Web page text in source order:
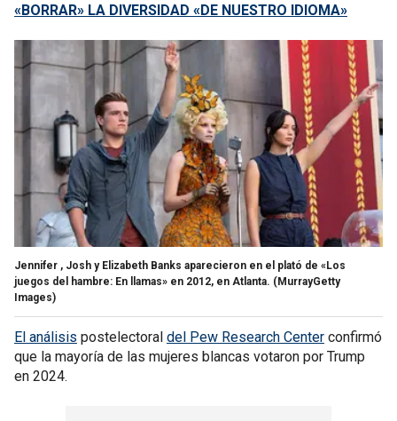
«BORRAR» LA DIVERSIDAD «DE NUESTRO IDIOMA»
Jennifer , Josh y Elizabeth Banks aparecieron en el plató de «Los
juegos del hambre: En llamas» en 2012, en Atlanta. (MurrayGetty
Images)
El análisis postelectoral del Pew Research Center confirmó
que la mayoría de las mujeres blancas votaron por Trump
en 2024.